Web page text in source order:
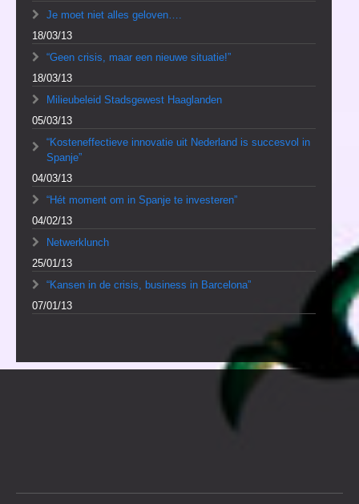
Je moet niet alles geloven….
18/03/13
“Geen crisis, maar een nieuwe situatie!”
18/03/13
Milieubeleid Stadsgewest Haaglanden
05/03/13
“Kosteneffectieve innovatie uit Nederland is succesvol in
Spanje”
04/03/13
“Hét moment om in Spanje te investeren”
04/02/13
Netwerklunch
25/01/13
“Kansen in de crisis, business in Barcelona”
07/01/13